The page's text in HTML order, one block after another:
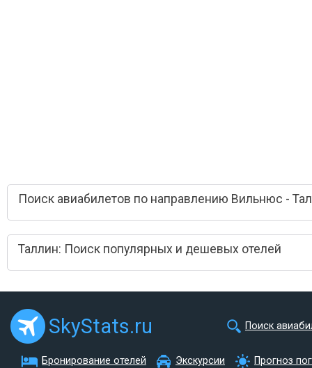
Поиск авиабилетов по направлению Вильнюс -
Таллин: Поиск популярных и дешевых отелей
SkyStats.ru Поиск
Бронирование отелей Экскурсии Прогноз